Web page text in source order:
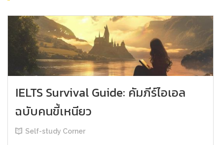
IELTS Survival Guide: คัมภีร์ไอเอล
ฉบับคนขี้เหนียว
Self-study Corner